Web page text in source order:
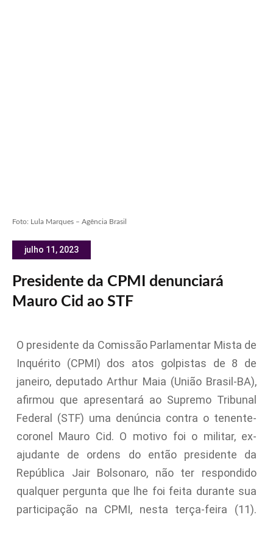
Foto: Lula Marques – Agência Brasil
julho 11, 2023
Presidente da CPMI denunciará
Mauro Cid ao STF
O presidente da Comissão Parlamentar Mista de
Inquérito (CPMI) dos atos golpistas de 8 de
janeiro, deputado Arthur Maia (União Brasil-BA),
afirmou que apresentará ao Supremo Tribunal
Federal (STF) uma denúncia contra o tenente-
coronel Mauro Cid. O motivo foi o militar, ex-
ajudante de ordens do então presidente da
República Jair Bolsonaro, não ter respondido
qualquer pergunta que lhe foi feita durante sua
participação na CPMI, nesta terça-feira (11).